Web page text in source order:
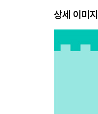
상세 이미지